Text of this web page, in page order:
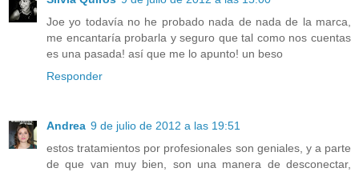
Joe yo todavía no he probado nada de nada de la marca,
me encantaría probarla y seguro que tal como nos cuentas
es una pasada! así que me lo apunto! un beso
Responder
Andrea 9 de julio de 2012 a las 19:51
estos tratamientos por profesionales son geniales, y a parte
de que van muy bien, son una manera de desconectar,